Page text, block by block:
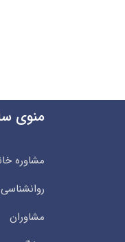
منوی
مشاوره
مشاوران